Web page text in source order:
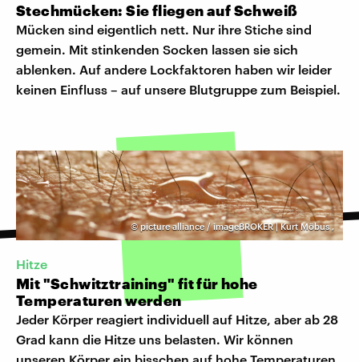
Stechmücken: Sie fliegen auf Schweiß
Mücken sind eigentlich nett. Nur ihre Stiche sind
gemein. Mit stinkenden Socken lassen sie sich
ablenken. Auf andere Lockfaktoren haben wir leider
keinen Einfluss – auf unsere Blutgruppe zum Beispiel.
©picture alliance / imageBROKER | Kurt Möbus,
Hitze
Mit "Schwitztraining" fit für hohe
Temperaturen werden
Jeder Körper reagiert individuell auf Hitze, aber ab 28
Grad kann die Hitze uns belasten. Wir können